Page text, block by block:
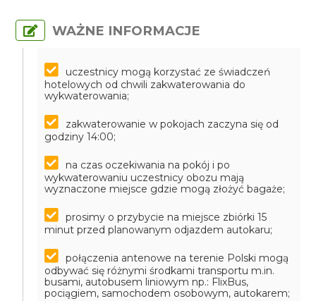
WAŻNE INFORMACJE
uczestnicy mogą korzystać ze świadczeń
hotelowych od chwili zakwaterowania do
wykwaterowania;
zakwaterowanie w pokojach zaczyna się od
godziny 14:00;
na czas oczekiwania na pokój i po
wykwaterowaniu uczestnicy obozu mają
wyznaczone miejsce gdzie mogą złożyć bagaże;
prosimy o przybycie na miejsce zbiórki 15
minut przed planowanym odjazdem autokaru;
połączenia antenowe na terenie Polski mogą
odbywać się różnymi środkami transportu m.in.
busami, autobusem liniowym np.: FlixBus,
pociągiem, samochodem osobowym, autokarem;